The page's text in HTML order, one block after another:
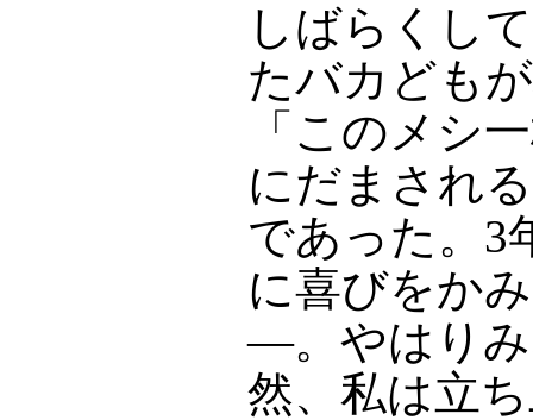
しばらくし
たバカども
「このメシ
にだまされ
であった。3
に喜びをか
―。やはり
然、私は立